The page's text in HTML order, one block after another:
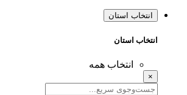
انتخاب استان
انتخاب استان
انتخاب همه
×